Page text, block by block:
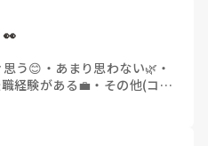
👀
う😊 ・ あまり思わない🌿 ・
経験がある💼 ・ その他(コメ